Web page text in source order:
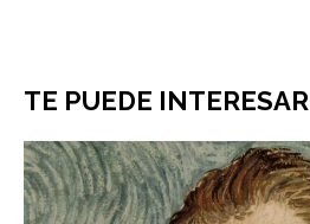
TE PUEDE INTERESAR